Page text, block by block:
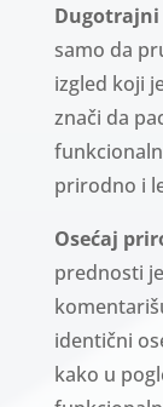
samo da
izgled koji
znači da
prirodno i
Osećaj
prednosti
identični
kako u